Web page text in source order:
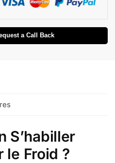
a Call Back
S’habiller
le Froid ?